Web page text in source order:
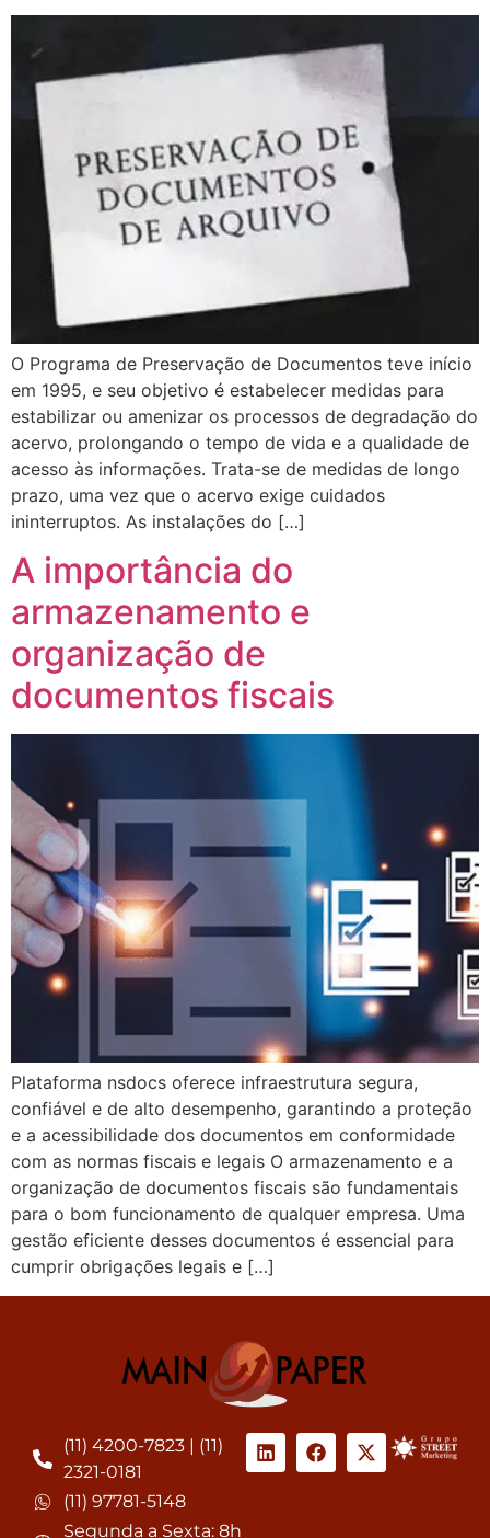
O Programa de Preservação de Documentos teve início
em 1995, e seu objetivo é estabelecer medidas para
estabilizar ou amenizar os processos de degradação do
acervo, prolongando o tempo de vida e a qualidade de
acesso às informações. Trata-se de medidas de longo
prazo, uma vez que o acervo exige cuidados
ininterruptos. As instalações do […]
A importância do
armazenamento e
organização de
documentos fiscais
Plataforma nsdocs oferece infraestrutura segura,
confiável e de alto desempenho, garantindo a proteção
e a acessibilidade dos documentos em conformidade
com as normas fiscais e legais O armazenamento e a
organização de documentos fiscais são fundamentais
para o bom funcionamento de qualquer empresa. Uma
gestão eficiente desses documentos é essencial para
cumprir obrigações legais e […]
(11) 4200-7823 | (11)
2321-0181
(11) 97781-5148
Segunda a Sexta: 8h